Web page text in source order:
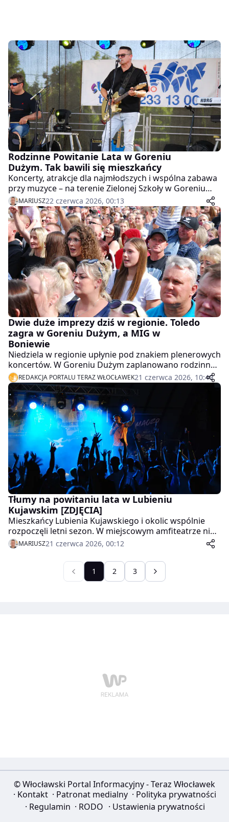
Rodzinne Powitanie Lata w Goreniu
Dużym. Tak bawili się mieszkańcy
Koncerty, atrakcje dla najmłodszych i wspólna zabawa
przy muzyce – na terenie Zielonej Szkoły w Goreniu
Dużym odbyło się Rodzinne Powitanie Lata. Zobaczcie
naszą fotorelację.
MARIUSZ22 czerwca 2026, 00:13
Dwie duże imprezy dziś w regionie. Toledo
zagra w Goreniu Dużym, a MIG w
Boniewie
Niedziela w regionie upłynie pod znakiem plenerowych
koncertów. W Goreniu Dużym zaplanowano rodzinne
powitanie lata z zespołem Toledo, natomiast w
Boniewie odbędzie się kolejna edycja Festiwalu
Zespołów Weselnych. Gwiazdą wieczoru będzie grupa
MIG.
REDAKCJA PORTALU TERAZ WŁOCŁAWEK21 czerwca 2026, 10:49
Tłumy na powitaniu lata w Lubieniu
Kujawskim [ZDJĘCIA]
Mieszkańcy Lubienia Kujawskiego i okolic wspólnie
rozpoczęli letni sezon. W miejscowym amfiteatrze nie
zabrakło muzyki, atrakcji dla dzieci, lokalnych stoisk i
zabawy, która trwała do późnych godzin nocnych.
MARIUSZ21 czerwca 2026, 00:12
1 2 3
© Włocławski Portal Informacyjny - Teraz Włocławek
· Kontakt · Patronat medialny · Polityka prywatności
· Regulamin · RODO · Ustawienia prywatności